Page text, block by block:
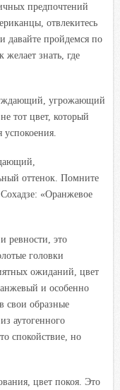
предпочтений
отвлекитесь
давайте пройдемся по
знать, где
угрожающий
тот цвет, который
оттенок. Помните
«Оранжевое
ревности, это
головки
ожиданий, цвет
и особенно
свои образные
аутогенного
спокойствие, но
цвет покоя. Это